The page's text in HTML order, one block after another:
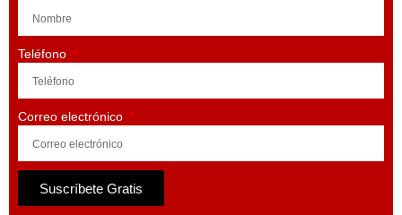
Teléfono
Correo electrónico
Suscríbete Gratis